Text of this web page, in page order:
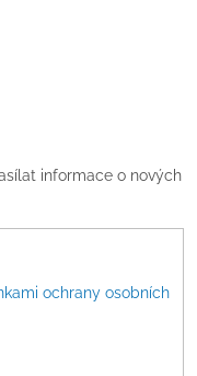
informace o nových
ochrany osobních